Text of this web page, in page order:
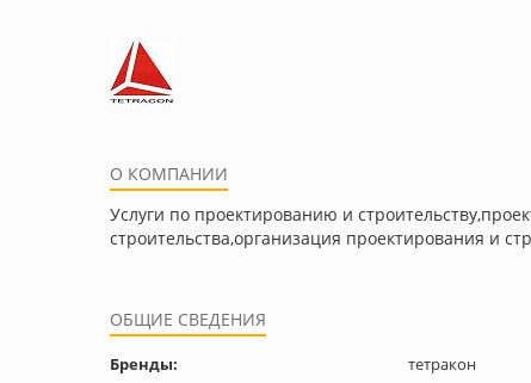
О КОМПАНИИ
Услуги по проектированию и
строительства,организация проектирования и
ОБЩИЕ СВЕДЕНИЯ
Бренды:
тетракон